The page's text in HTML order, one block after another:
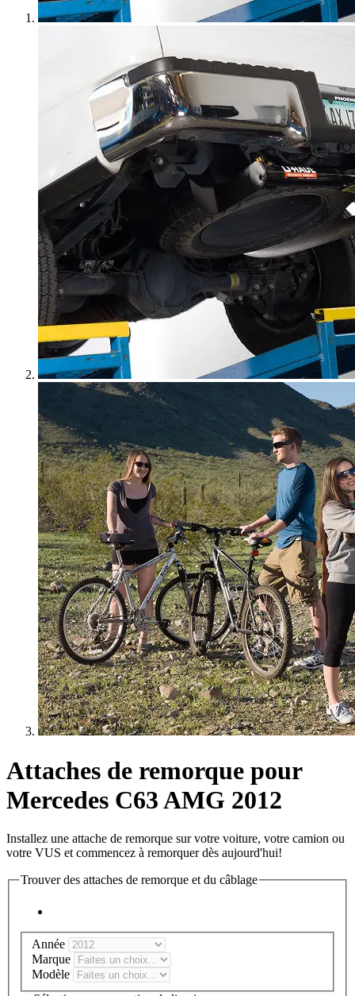
Attaches de remorque pour
Mercedes C63 AMG 2012
Installez une attache de remorque sur votre voiture, votre camion ou
votre VUS et commencez à remorquer dès aujourd'hui!
Trouver des attaches de remorque et du câblage
Année
Marque
Modèle